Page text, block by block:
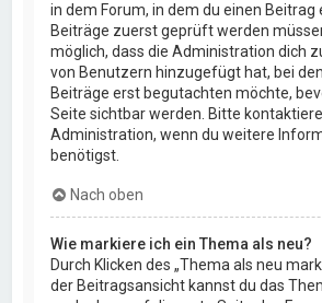
in dem Forum, in dem du einen Beitrag
Beiträge zuerst geprüft werden
möglich, dass die Administration dich
von Benutzern hinzugefügt hat, bei
Beiträge erst begutachten möchte,
Seite sichtbar werden. Bitte
Administration, wenn du weitere
benötigst.
Nach oben
Wie markiere ich ein Thema als neu?
Durch Klicken des „Thema als neu
der Beitragsansicht kannst du das